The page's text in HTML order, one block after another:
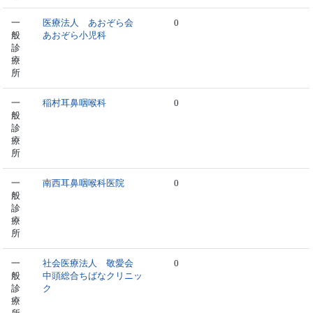
一
般
診
療
所
医療法人 あおぞら会
あおぞら小児科
0
一
般
診
療
所
稲村耳鼻咽喉科 0
一
般
診
療
所
南西耳鼻咽喉科医院 0
一
般
診
療
社会医療法人 敬愛会
中頭総合ちばなクリニッ
ク
0